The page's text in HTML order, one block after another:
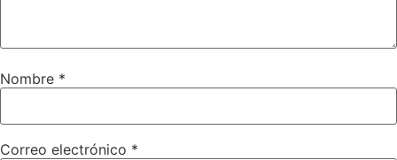
Nombre *
Correo electrónico *